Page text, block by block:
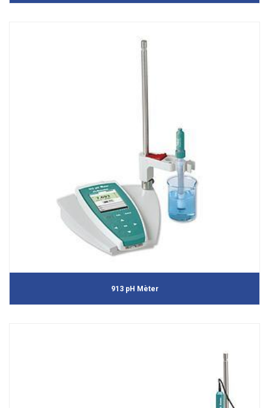
913 pH Mèter